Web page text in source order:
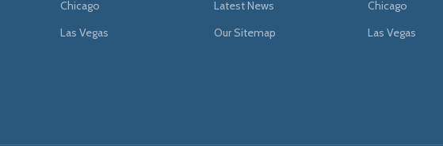
Chicago
Las Vegas
Latest News
Our Sitemap
Chicago
Las Vegas